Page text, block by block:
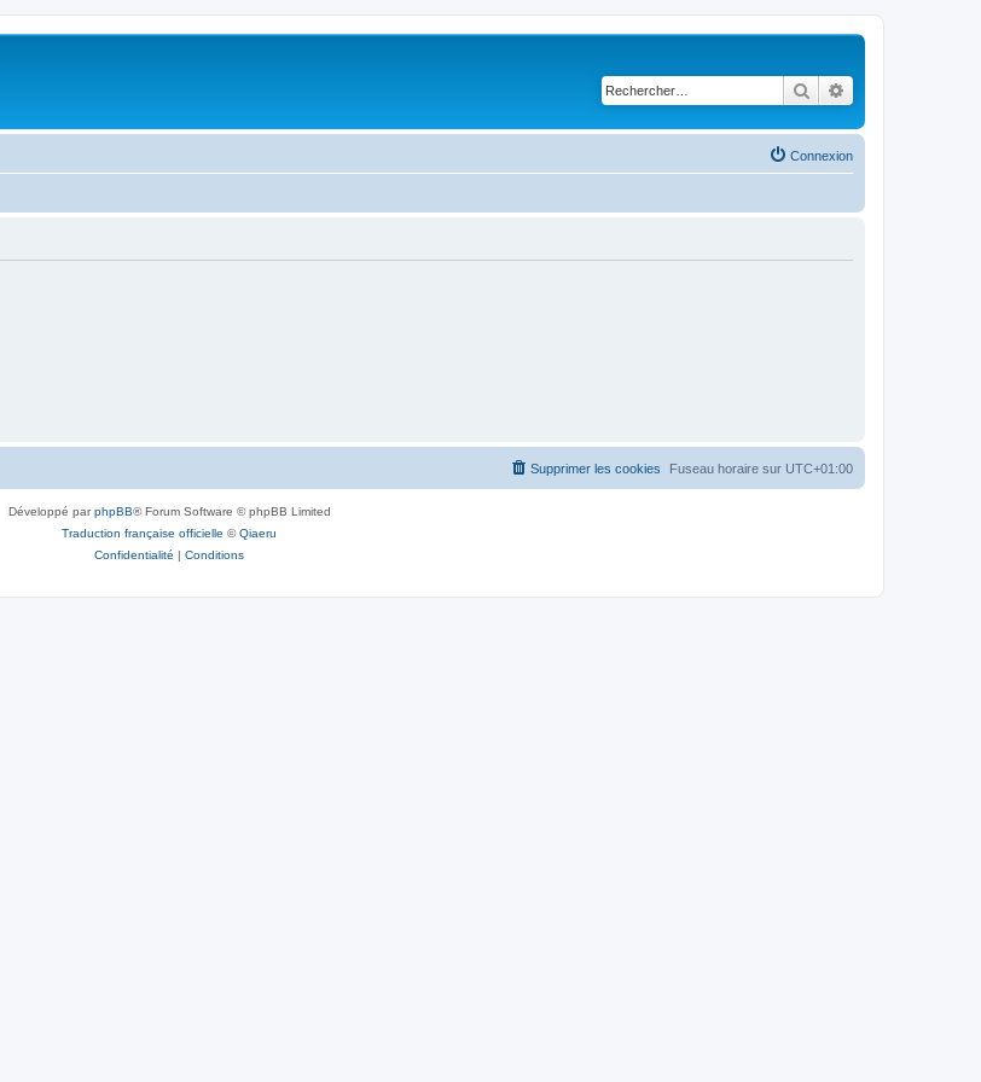
Rechercher
Connexion
Fuseau horaire sur UTC+01:00
Supprimer les cookies
Développé parphpBB® Forum Software © phpBB Limited
Traduction française officielle ©Qiaeru
Confidentialité | Conditions